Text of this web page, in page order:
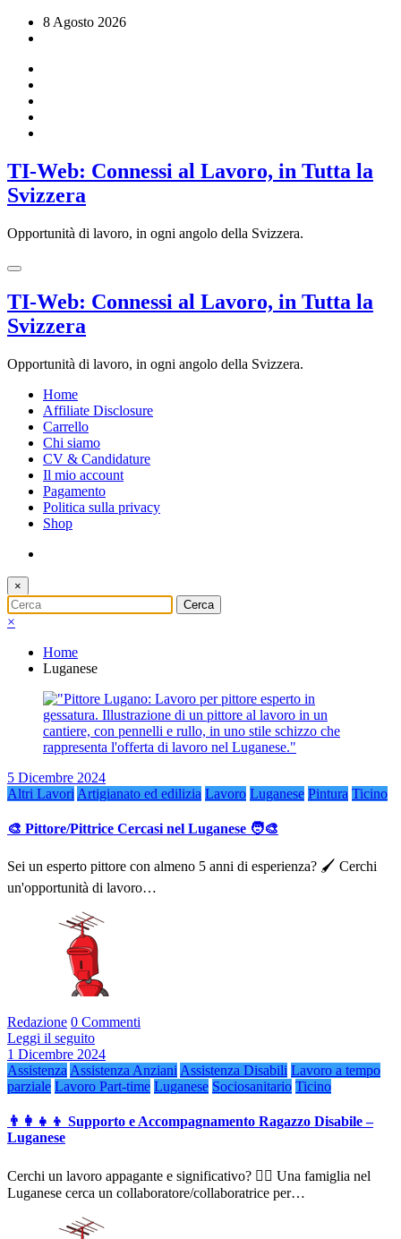
8 Agosto 2026
TI-Web: Connessi al Lavoro, in Tutta la
Svizzera
Opportunità di lavoro, in ogni angolo della Svizzera.
TI-Web: Connessi al Lavoro, in Tutta la
Svizzera
Opportunità di lavoro, in ogni angolo della Svizzera.
Home
Affiliate Disclosure
Carrello
Chi siamo
CV & Candidature
Il mio account
Pagamento
Politica sulla privacy
Shop
×
×
Home
Luganese
5 Dicembre 2024
Altri Lavori Artigianato ed edilizia Lavoro Luganese Pintura Ticino
🎨 Pittore/Pittrice Cercasi nel Luganese 🧑‍🎨
Sei un esperto pittore con almeno 5 anni di esperienza? 🖌️ Cerchi
un'opportunità di lavoro…
Redazione 0 Commenti
Leggi il seguito
1 Dicembre 2024
Assistenza Assistenza Anziani Assistenza Disabili Lavoro a tempo
parziale Lavoro Part-time Luganese Sociosanitario Ticino
👨‍👩‍👧‍👦 Supporto e Accompagnamento Ragazzo Disabile –
Luganese
Cerchi un lavoro appagante e significativo? 🧑‍⚕️ Una famiglia nel
Luganese cerca un collaboratore/collaboratrice per…